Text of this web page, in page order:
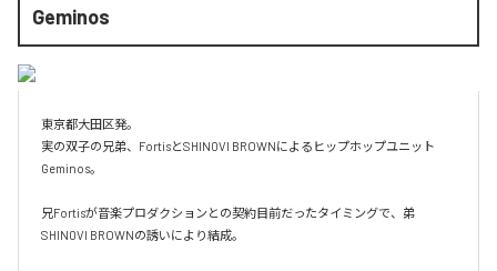
Geminos
東京都大田区発。
実の双子の兄弟、FortisとSHIN0VI BROWNによるヒップホップユニット
Geminos。
兄Fortisが音楽プロダクションとの契約目前だったタイミングで、弟
SHIN0VI BROWNの誘いにより結成。